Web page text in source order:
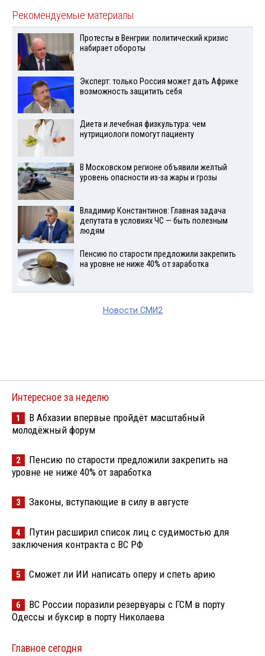
Рекомендуемые материалы
Протесты в Венгрии: политический кризис
набирает обороты
Эксперт: только Россия может дать Африке
возможность защитить себя
Диета и лечебная физкультура: чем
нутрициологи помогут пациенту
В Московском регионе объявили желтый
уровень опасности из-за жары и грозы
Владимир Константинов: Главная задача
депутата в условиях ЧС — быть полезным
людям
Пенсию по старости предложили закрепить
на уровне не ниже 40% от заработка
Новости СМИ2
Интересное за неделю
1
В Абхазии впервые пройдёт масштабный
молодёжный форум
2
Пенсию по старости предложили закрепить на
уровне не ниже 40% от заработка
3 Законы, вступающие в силу в августе
4
Путин расширил список лиц с судимостью для
заключения контракта с ВС РФ
5 Сможет ли ИИ написать оперу и спеть арию
6
ВС России поразили резервуары с ГСМ в порту
Одессы и буксир в порту Николаева
Главное сегодня